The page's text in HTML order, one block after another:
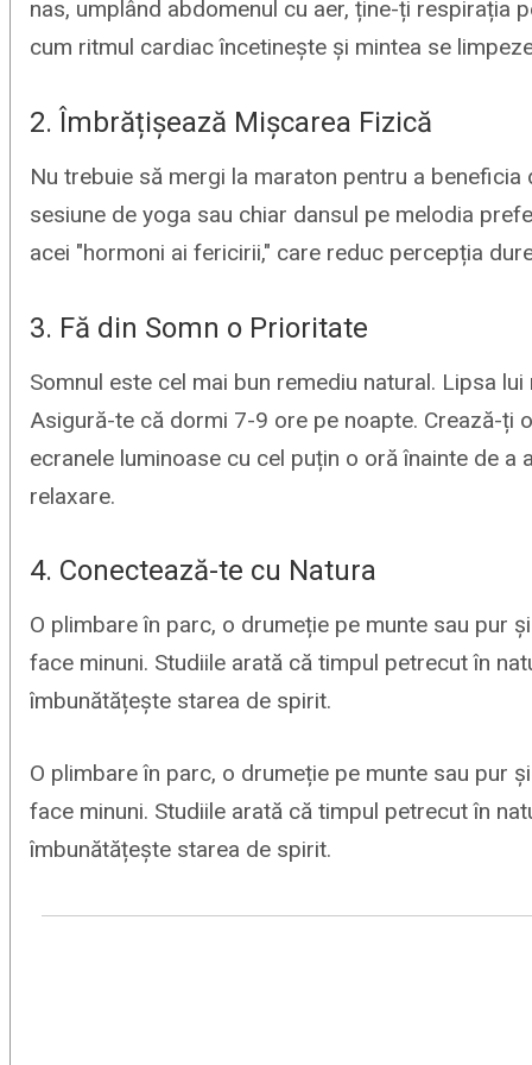
nas, umplând abdomenul cu aer, ține-ți respirația
cum ritmul cardiac încetinește și mintea se
2. Îmbrățișează Mișcarea Fizică
Nu trebuie să mergi la maraton pentru a
sesiune de yoga sau chiar dansul pe melodia
acei "hormoni ai fericirii," care reduc percepția
3. Fă din Somn o Prioritate
Somnul este cel mai bun remediu natural. Lipsa
Asigură-te că dormi 7-9 ore pe noapte. Crează-ți
ecranele luminoase cu cel puțin o oră înainte de
relaxare.
4. Conectează-te cu Natura
O plimbare în parc, o drumeție pe munte sau pur
face minuni. Studiile arată că timpul petrecut în
îmbunătățește starea de spirit.
O plimbare în parc, o drumeție pe munte sau pur
face minuni. Studiile arată că timpul petrecut în
îmbunătățește starea de spirit.